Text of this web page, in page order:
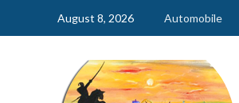
August 8, 2026 Automobile